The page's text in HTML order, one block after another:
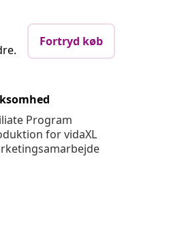
Fortryd køb
Program
for vidaXL